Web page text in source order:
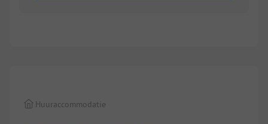
Huuraccommodatie